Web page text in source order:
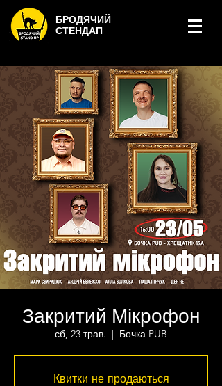
БРОДЯЧИЙ
СТЕНДАП
Закритий Мікрофон
сб, 23 трав.
  |
Бочка PUB
Квитки не продаються